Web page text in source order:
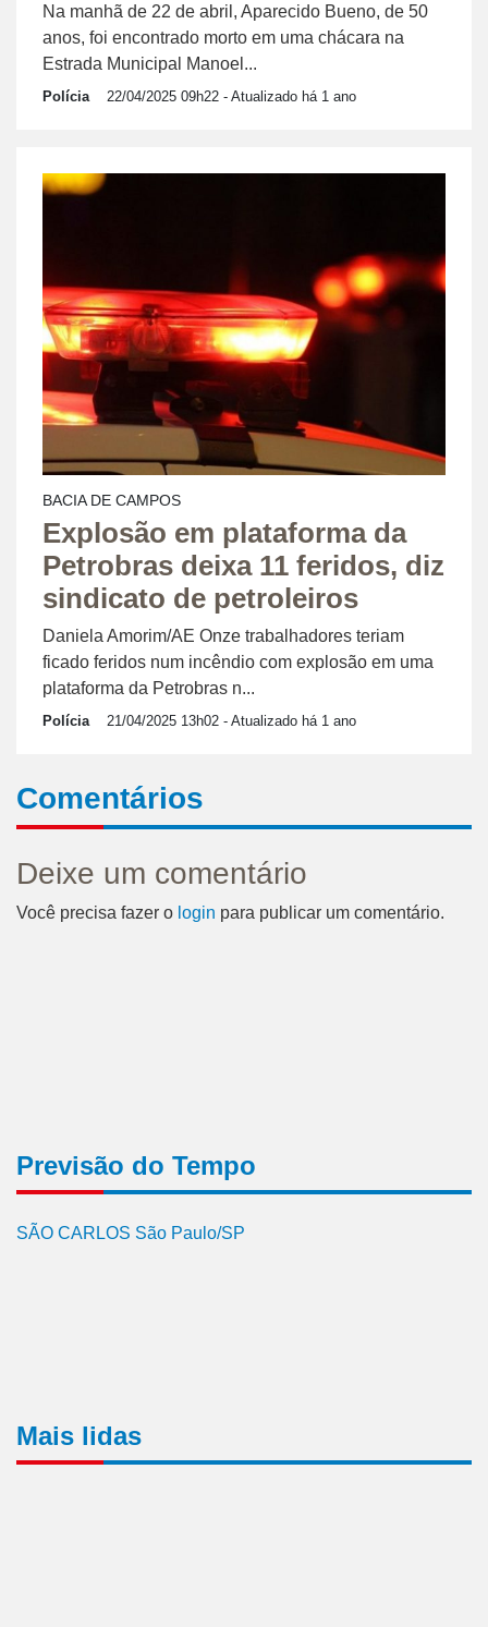
Na manhã de 22 de abril, Aparecido Bueno, de 50
anos, foi encontrado morto em uma chácara na
Estrada Municipal Manoel...
Polícia 22/04/2025 09h22 - Atualizado há 1 ano
BACIA DE CAMPOS
Explosão em plataforma da
Petrobras deixa 11 feridos, diz
sindicato de petroleiros
Daniela Amorim/AE Onze trabalhadores teriam
ficado feridos num incêndio com explosão em uma
plataforma da Petrobras n...
Polícia 21/04/2025 13h02 - Atualizado há 1 ano
Comentários
Deixe um comentário
Você precisa fazer o login para publicar um comentário.
Previsão do Tempo
SÃO CARLOS São Paulo/SP
Mais lidas